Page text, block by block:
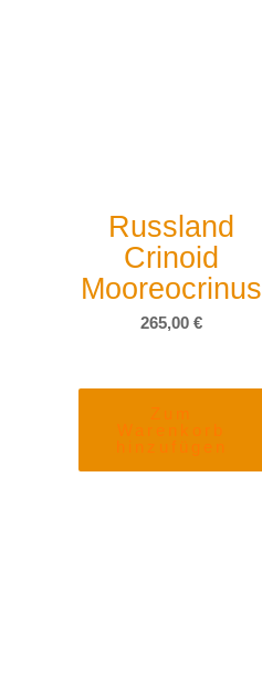
Russland
Crinoid
Mooreocrinus
265,00€